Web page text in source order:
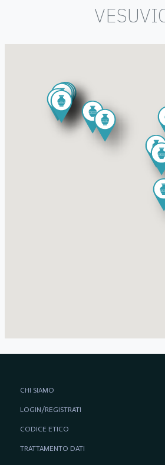
CHI SIAMO
LOGIN/REGISTRATI
CODICE ETICO
TRATTAMENTO DATI